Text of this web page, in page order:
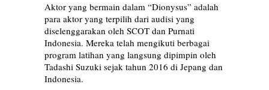
Aktor yang bermain dalam “Dionysus” adalah
para aktor yang terpilih dari audisi yang
diselenggarakan oleh SCOT dan Purnati
Indonesia. Mereka telah mengikuti berbagai
program latihan yang langsung dipimpin oleh
Tadashi Suzuki sejak tahun 2016 di Jepang dan
Indonesia.